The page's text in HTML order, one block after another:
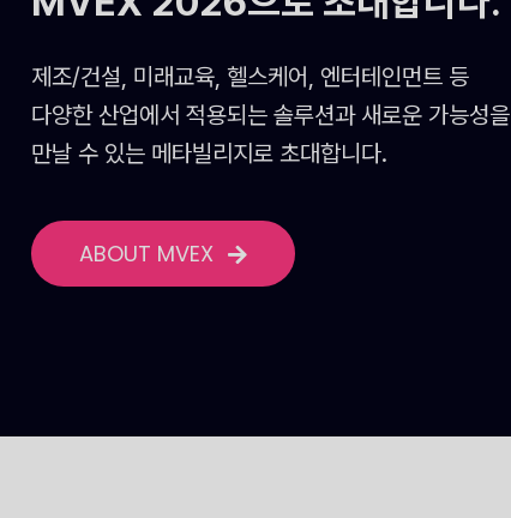
제조/건설, 미래교육, 헬스케어, 엔터테인먼트 등
다양한 산업에서 적용되는 솔루션과 새로운 가능성을
만날 수 있는 메타빌리지로 초대합니다.
ABOUT MVEX